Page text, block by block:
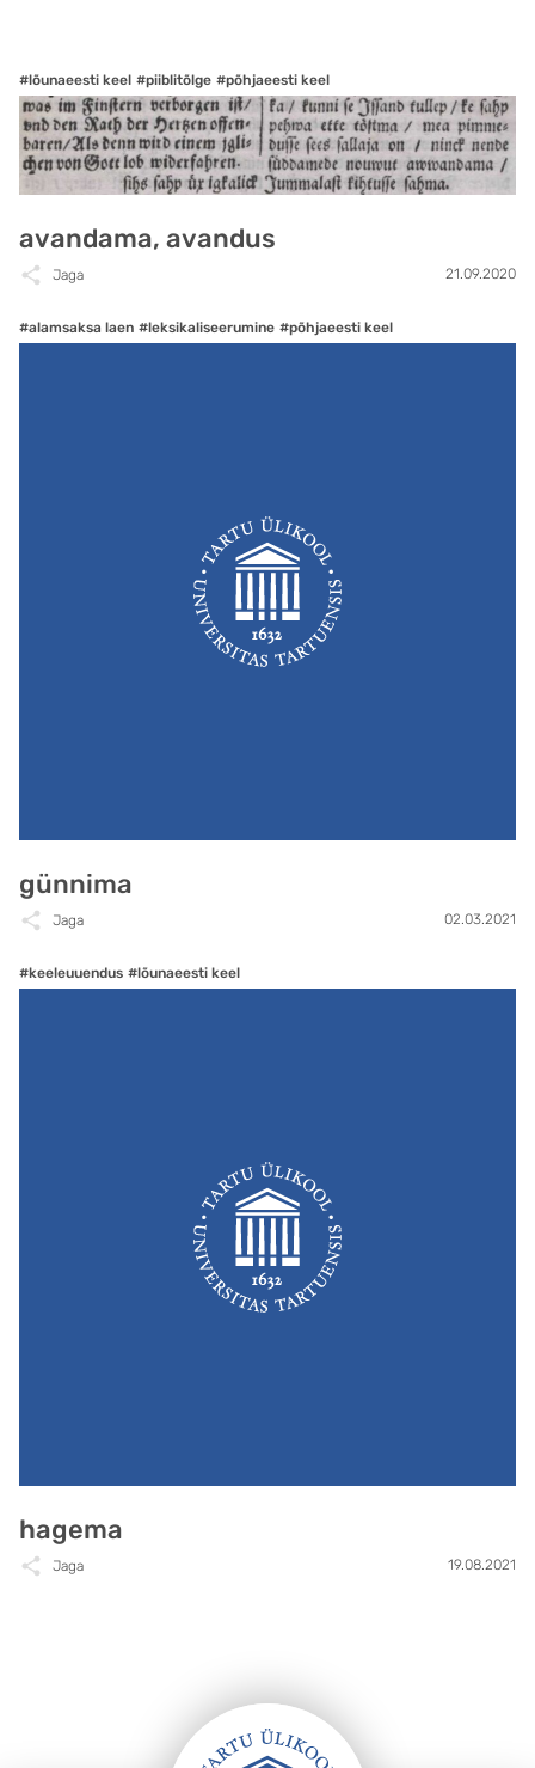
#lõunaeesti keel #piiblitõlge #põhjaeesti keel
avandama, avandus
Jaga 21.09.2020
#alamsaksa laen #leksikaliseerumine #põhjaeesti keel
günnima
Jaga 02.03.2021
#keeleuuendus #lõunaeesti keel
hagema
Jaga 19.08.2021